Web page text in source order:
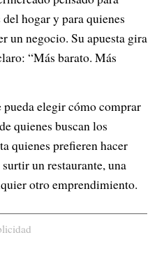
hogar y para quienes
un negocio. Su apuesta gira
“Más barato. Más
pueda elegir cómo comprar
quienes buscan los
quienes prefieren hacer
un restaurante, una
otro emprendimiento.